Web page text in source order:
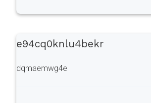
e94cq0knlu4bekr
dqmaemwg4e